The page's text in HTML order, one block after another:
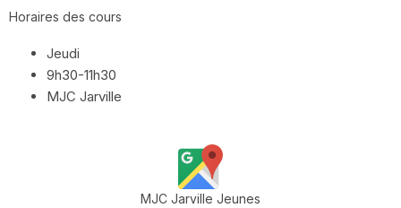
Horaires des cours
Jeudi
9h30-11h30
MJC Jarville
MJC Jarville Jeunes